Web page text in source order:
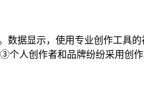
据显示，使用专业创作工具
人创作者和品牌纷纷采用创